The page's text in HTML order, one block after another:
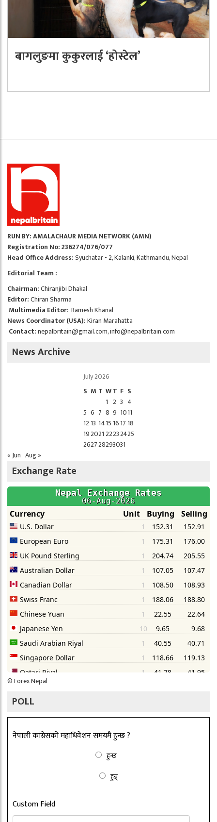
बागलुङमा कुकुरलाई ‘होस्टेल’
RUN BY: AMALACHAUR MEDIA NETWORK (AMN)
Registration No: 236274/076/077
Head Office Address:Syuchatar - 2, Kalanki, Kathmandu, Nepal
Editorial Team :
Chairman:Chiranjibi Dhakal
Editor:Chiran Sharma
Multimedia Editor: Ramesh Khanal
News Coordinator (USA):Kiran Marahatta
Contact:nepalbritain@gmail.com,info@nepalbritain.com
News Archive
July 2026
S M T WT F S
1 2 3 4
5 6 7 8 9 1011
12 13 1415 1617 18
19202122232425
262728293031
« Jun Aug »
Exchange Rate
©Forex Nepal
POLL
नेपाली कांग्रेसको महाधिवेशन समयमै हुन्छ ?
हुन्छ
हुन्न्
Custom Field